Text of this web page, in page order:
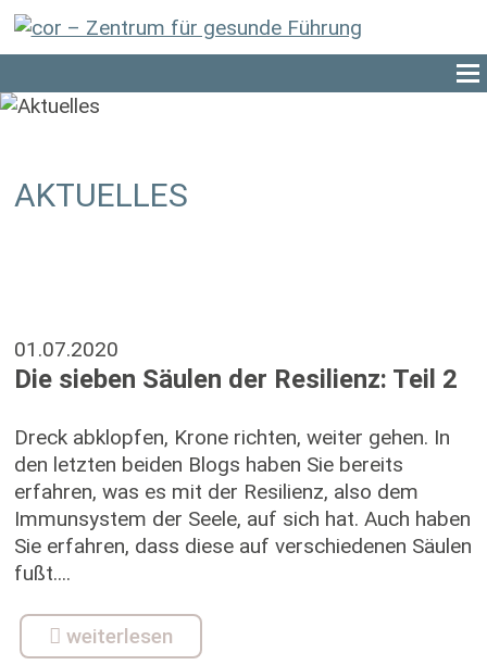
AKTUELLES
01.07.2020
Die sieben Säulen der Resilienz: Teil 2
Dreck abklopfen, Krone richten, weiter gehen. In
den letzten beiden Blogs haben Sie bereits
erfahren, was es mit der Resilienz, also dem
Immunsystem der Seele, auf sich hat. Auch haben
Sie erfahren, dass diese auf verschiedenen Säulen
fußt....
weiterlesen